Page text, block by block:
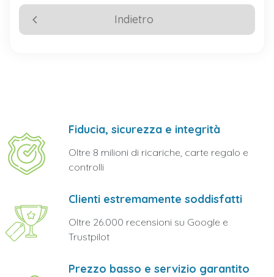
Indietro
Fiducia, sicurezza e integrità
Oltre 8 milioni di ricariche, carte regalo e
controlli
Clienti estremamente soddisfatti
Oltre 26.000 recensioni su Google e
Trustpilot
Prezzo basso e servizio garantito